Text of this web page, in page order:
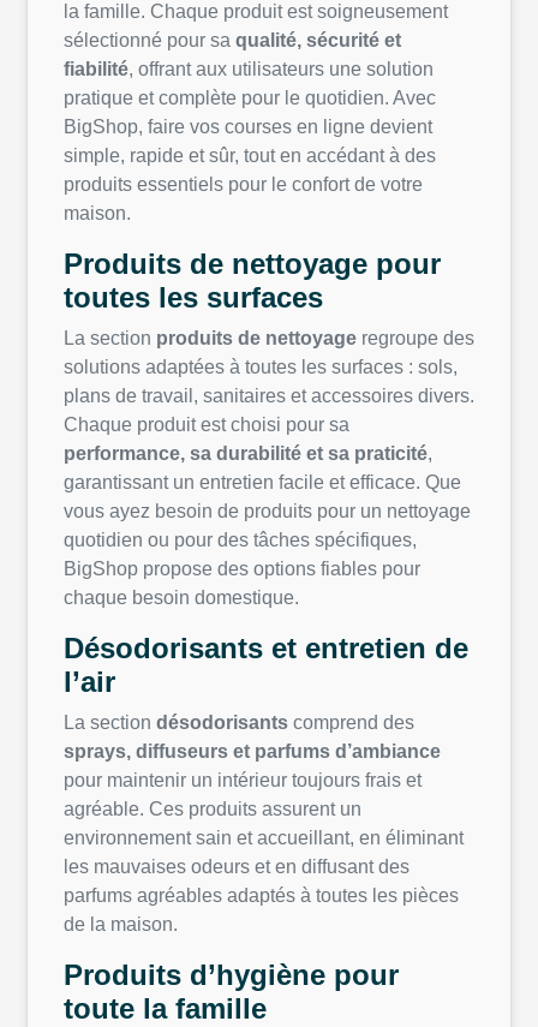
la famille. Chaque produit est soigneusement
sélectionné pour sa qualité, sécurité et
fiabilité, offrant aux utilisateurs une solution
pratique et complète pour le quotidien. Avec
BigShop, faire vos courses en ligne devient
simple, rapide et sûr, tout en accédant à des
produits essentiels pour le confort de votre
maison.
Produits de nettoyage pour
toutes les surfaces
La section produits de nettoyage regroupe des
solutions adaptées à toutes les surfaces : sols,
plans de travail, sanitaires et accessoires divers.
Chaque produit est choisi pour sa
performance, sa durabilité et sa praticité,
garantissant un entretien facile et efficace. Que
vous ayez besoin de produits pour un nettoyage
quotidien ou pour des tâches spécifiques,
BigShop propose des options fiables pour
chaque besoin domestique.
Désodorisants et entretien de
l’air
La section désodorisants comprend des
sprays, diffuseurs et parfums d’ambiance
pour maintenir un intérieur toujours frais et
agréable. Ces produits assurent un
environnement sain et accueillant, en éliminant
les mauvaises odeurs et en diffusant des
parfums agréables adaptés à toutes les pièces
de la maison.
Produits d’hygiène pour
toute la famille